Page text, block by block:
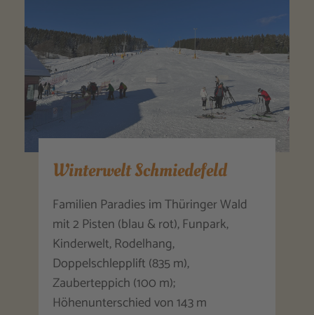
Winterwelt Schmiedefeld
Familien Paradies im Thüringer Wald
mit 2 Pisten (blau & rot), Funpark,
Kinderwelt, Rodelhang,
Doppelschlepplift (835 m),
Zauberteppich (100 m);
Höhenunterschied von 143 m